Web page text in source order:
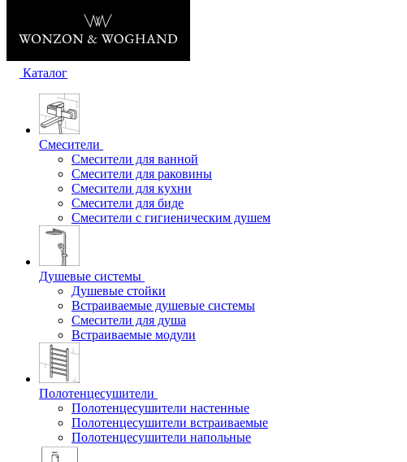
Каталог
Смесители
Смесители для ванной
Смесители для раковины
Смесители для кухни
Смесители для биде
Смесители с гигиеническим душем
Душевые системы
Душевые стойки
Встраиваемые душевые системы
Смесители для душа
Встраиваемые модули
Полотенцесушители
Полотенцесушители настенные
Полотенцесушители встраиваемые
Полотенцесушители напольные